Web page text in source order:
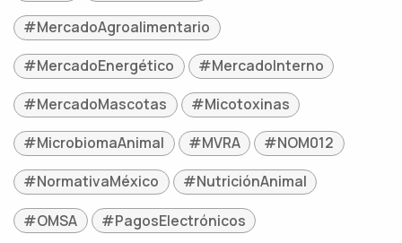
#MercadoAgroalimentario
#MercadoEnergético
#MercadoInterno
#MercadoMascotas
#Micotoxinas
#MicrobiomaAnimal
#MVRA
#NOM012
#NormativaMéxico
#NutriciónAnimal
#OMSA
#PagosElectrónicos